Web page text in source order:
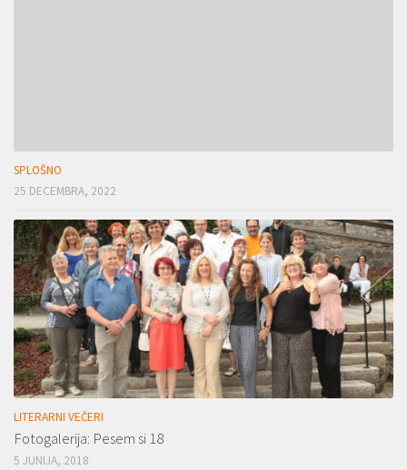
SPLOŠNO
25 DECEMBRA, 2022
LITERARNI VEČERI
Fotogalerija: Pesem si 18
5 JUNIJA, 2018